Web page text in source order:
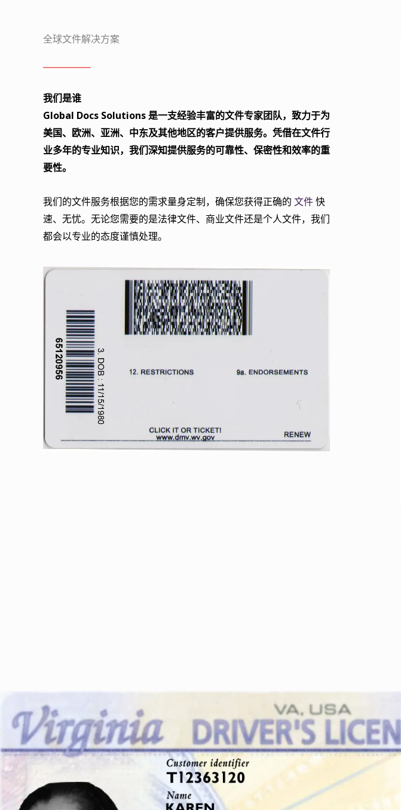
全球文件解决方案
我们是谁
Global Docs Solutions 是一支经验丰富的文件专家团队，致力于为
美国、欧洲、亚洲、中东及其他地区的客户提供服务。凭借在文件行
业多年的专业知识，我们深知提供服务的可靠性、保密性和效率的重
要性。
我们的文件服务根据您的需求量身定制，确保您获得正确的 文件快
速、无忧。无论您需要的是法律文件、商业文件还是个人文件，我们
都会以专业的态度谨慎处理。